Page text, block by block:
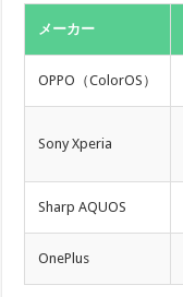
メーカー
OPPO（ColorOS）
Sony Xperia
Sharp AQUOS
OnePlus